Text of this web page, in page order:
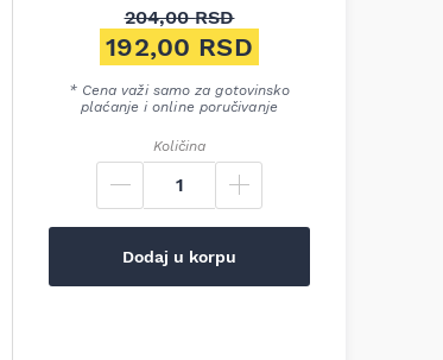
204,00RSD
Originalna cena je bila:
192,00 RSD
* Cena važi samo za gotovinsko
plaćanje i online poručivanje
Količina
Dodaj u korpu